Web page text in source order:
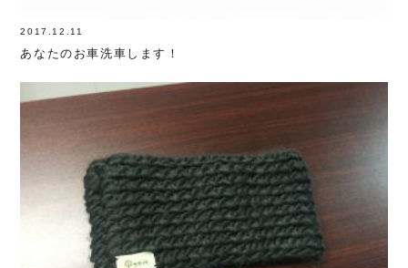
2017.12.11
あなたのお車洗車します！